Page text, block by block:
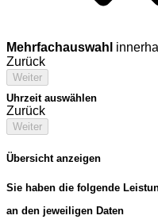
Mehrfachauswahl
Zurück
Weiter
Uhrzeit auswählen
Zurück
Weiter
Übersicht anzeigen
Sie haben die folgende
an den jeweiligen Daten